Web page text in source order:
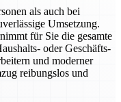
als auch bei
Umsetzung.
für Sie die gesamte
oder Geschäfts-
und moderner
reibungslos und